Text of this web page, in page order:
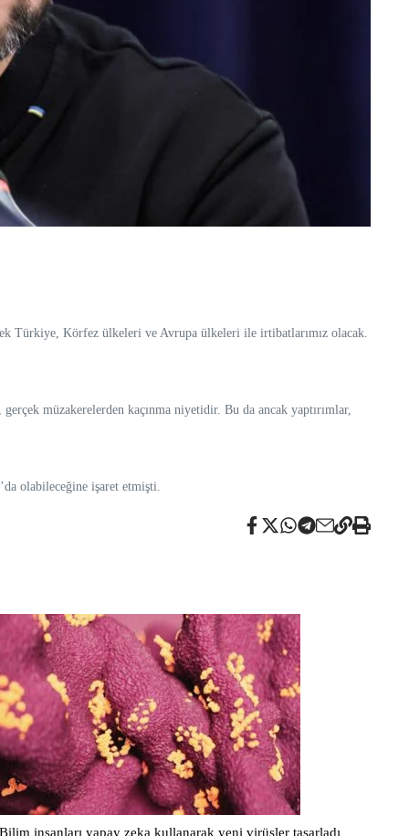
Türkiye, Körfez ülkeleri ve Avrupa ülkeleri ile irtibatlarımız olacak.
müzakerelerden kaçınma niyetidir. Bu da ancak yaptırımlar,
olabileceğine işaret etmişti.
Bilim insanları yapay zeka kullanarak yeni virüsler tasarladı